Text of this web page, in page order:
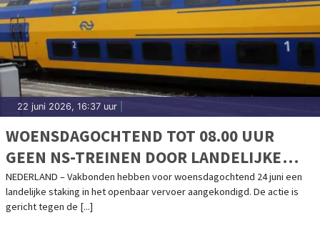
22 juni 2026, 16:37 uur
WOENSDAGOCHTEND TOT 08.00 UUR
GEEN NS-TREINEN DOOR LANDELIJKE
STAKING
NEDERLAND – Vakbonden hebben voor woensdagochtend 24 juni een
landelijke staking in het openbaar vervoer aangekondigd. De actie is
gericht tegen de [...]